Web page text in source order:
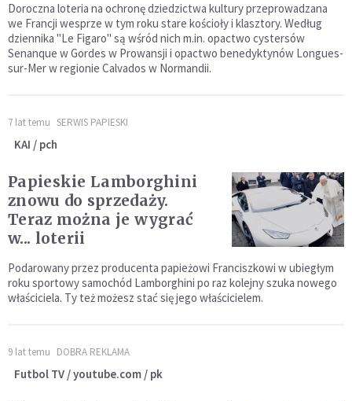
Doroczna loteria na ochronę dziedzictwa kultury przeprowadzana
we Francji wesprze w tym roku stare kościoły i klasztory. Według
dziennika "Le Figaro" są wśród nich m.in. opactwo cystersów
Senanque w Gordes w Prowansji i opactwo benedyktynów Longues-
sur-Mer w regionie Calvados w Normandii.
7 lat temu SERWIS PAPIESKI
KAI / pch
Papieskie Lamborghini
znowu do sprzedaży.
Teraz można je wygrać
w... loterii
Podarowany przez producenta papieżowi Franciszkowi w ubiegłym
roku sportowy samochód Lamborghini po raz kolejny szuka nowego
właściciela. Ty też możesz stać się jego właścicielem.
9 lat temu DOBRA REKLAMA
Futbol TV / youtube.com / pk